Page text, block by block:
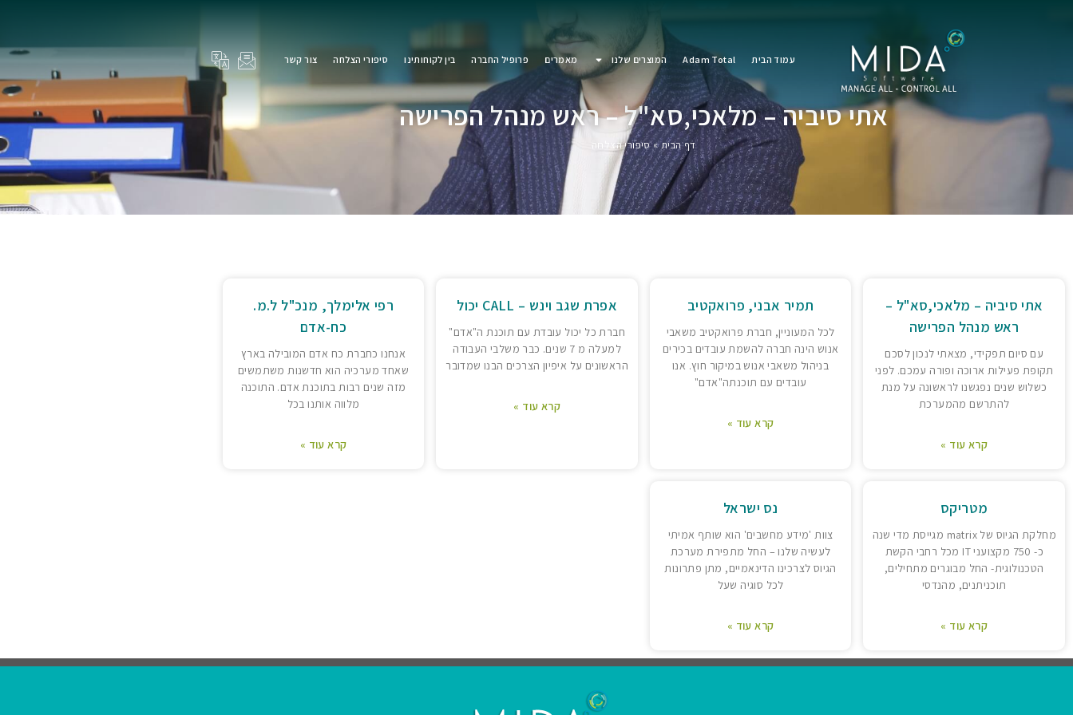
עמוד הבית Adam Total המוצרים שלנו מאמרים פרופיל החברה בין לקוחותינו סיפורי הצלחה צור קשר
אתי סיביה – מלאכי,סא"ל – ראש מנהל הפרישה
דף הבית»סיפורי הצלחה
אתי סיביה – מלאכי,סא"ל –
ראש מנהל הפרישה
עם סיום תפקידי, מצאתי לנכון לסכם
תקופת פעילות ארוכה ופורה עמכם. לפני
כשלוש שנים נפגשנו לראשונה על מנת
להתרשם מהמערכת
קרא עוד »
תמיר אבני, פרואקטיב
לכל המעוניין, חברת פרואקטיב משאבי
אנוש הינה חברה להשמת עובדים בכירים
בניהול משאבי אנוש במיקור חוץ. אנו
עובדים עם תוכנתה"אדם"
קרא עוד »
אפרת שגב וינש – CALL יכול
חברת כל יכול עובדת עם תוכנת ה"אדם"
למעלה מ 7 שנים. כבר משלבי העבודה
הראשונים על איפיון הצרכים הבנו שמדובר
קרא עוד »
רפי אלימלך, מנכ"ל ל.מ.
כח-אדם
אנחנו כחברת כח אדם המובילה בארץ
שאחד מערכיה הוא חדשנות משתמשים
מזה שנים רבות בתוכנת אדם. התוכנה
מלווה אותנו בכל
קרא עוד »
מטריקס
מחלקת הגיוס של matrix מגייסת מדי שנה
כ- 750 מקצועני IT מכל רחבי הקשת
הטכנולוגית- החל מבוגרים מתחילים,
תוכניתנים, מהנדסי
קרא עוד »
נס ישראל
צוות 'מידע מחשבים' הוא שותף אמיתי
לעשיה שלנו – החל מתפירת מערכת
הגיוס לצרכינו הדינאמיים, מתן פתרונות
לכל סוגיה שעל
קרא עוד »